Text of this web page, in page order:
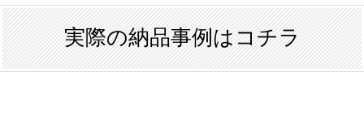
実際の納品事例はコチラ